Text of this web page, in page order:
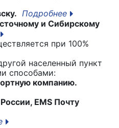
Подробнее
и Сибирскому
при 100%
населенный пункт
способами:
компанию.
EMS Почту